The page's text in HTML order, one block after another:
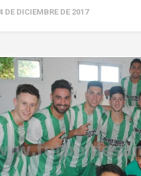
DE DICIEMBRE DE 2017